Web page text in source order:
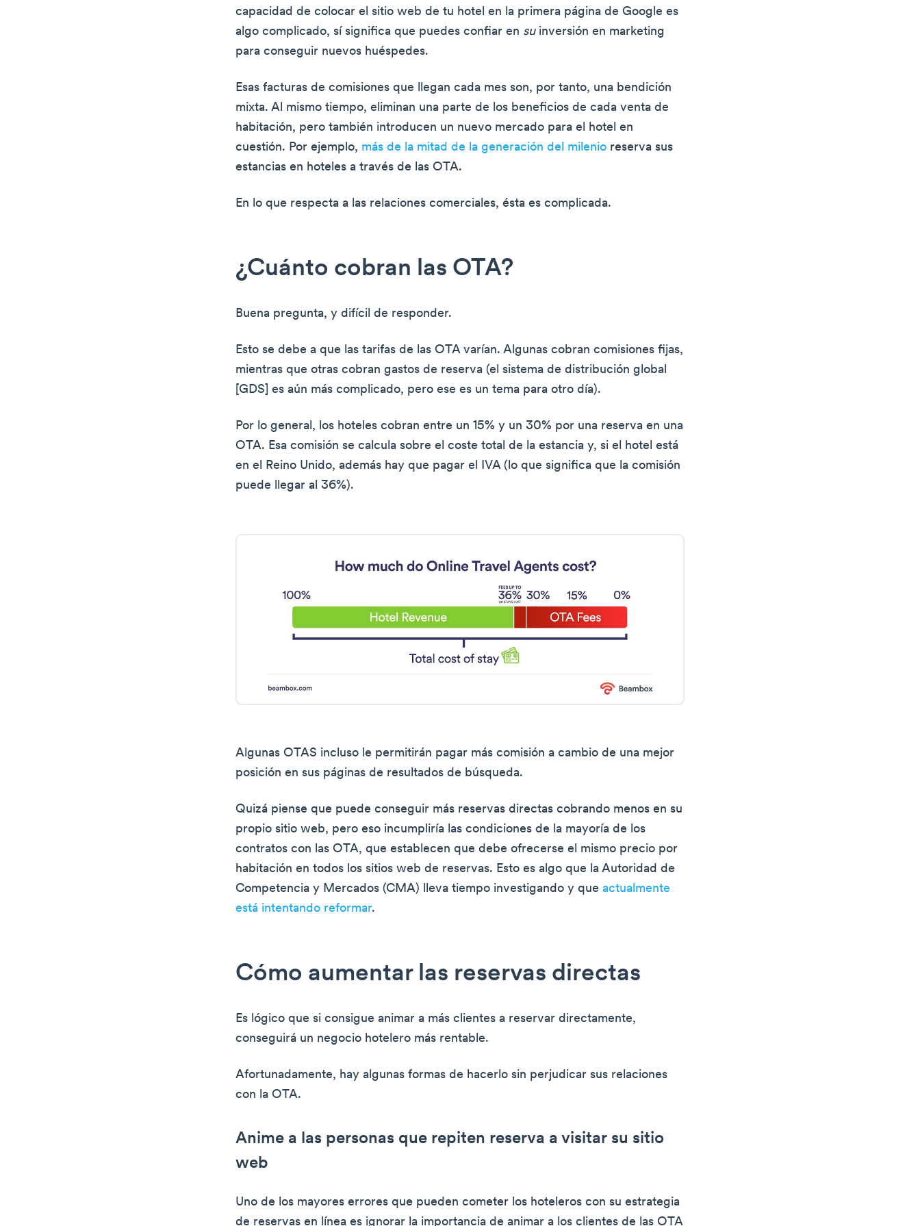
capacidad de colocar el sitio web de tu hotel en la primera página de Google es
algo complicado, sí significa que puedes confiar en suinversión en marketing
para conseguir nuevos huéspedes.
Esas facturas de comisiones que llegan cada mes son, por tanto, una bendición
mixta. Al mismo tiempo, eliminan una parte de los beneficios de cada venta de
habitación, pero también introducen un nuevo mercado para el hotel en
cuestión. Por ejemplo, más de la mitad de la generación del milenio reserva sus
estancias en hoteles a través de las OTA.
En lo que respecta a las relaciones comerciales, ésta es complicada.
¿Cuánto cobran las OTA?
Buena pregunta, y difícil de responder.
Esto se debe a que las tarifas de las OTA varían. Algunas cobran comisiones fijas,
mientras que otras cobran gastos de reserva (el sistema de distribución global
[GDS] es aún más complicado, pero ese es un tema para otro día).
Por lo general, los hoteles cobran entre un 15% y un 30% por una reserva en una
OTA. Esa comisión se calcula sobre el coste total de la estancia y, si el hotel está
en el Reino Unido, además hay que pagar el IVA (lo que significa que la comisión
puede llegar al 36%).
Algunas OTAS incluso le permitirán pagar más comisión a cambio de una mejor
posición en sus páginas de resultados de búsqueda.
Quizá piense que puede conseguir más reservas directas cobrando menos en su
propio sitio web, pero eso incumpliría las condiciones de la mayoría de los
contratos con las OTA, que establecen que debe ofrecerse el mismo precio por
habitación en todos los sitios web de reservas. Esto es algo que la Autoridad de
Competencia y Mercados (CMA) lleva tiempo investigando y que actualmente
está intentando reformar.
Cómo aumentar las reservas directas
Es lógico que si consigue animar a más clientes a reservar directamente,
conseguirá un negocio hotelero más rentable.
Afortunadamente, hay algunas formas de hacerlo sin perjudicar sus relaciones
con la OTA.
Anime a las personas que repiten reserva a visitar su sitio
web
Uno de los mayores errores que pueden cometer los hoteleros con su estrategia
de reservas en línea es ignorar la importancia de animar a los clientes de las OTA